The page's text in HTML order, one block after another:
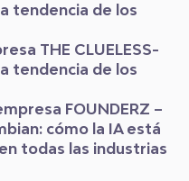
tendencia de los
THE CLUELESS-
tendencia de los
FOUNDERZ –
cómo la IA está
todas las industrias